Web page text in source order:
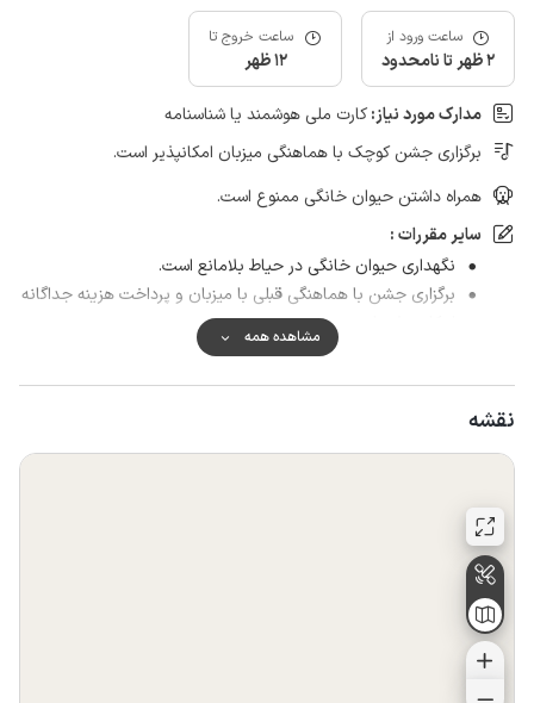
ساعت ورود از
2 ظهر تا نامحدود
ساعت خروج تا
12 ظهر
مدارک مورد نیاز:کارت ملی هوشمند یا شناسنامه
برگزاری جشن کوچک با هماهنگی میزبان امکانپذیر است.
همراه داشتن حیوان خانگی ممنوع است.
سایر مقررات :
نگهداری حیوان خانگی در حیاط بلامانع است.
برگزاری جشن با هماهنگی قبلی با میزبان و پرداخت هزینه جداگانه
به افراد بومی اجاره داده نمی شود.
مشاهده همه
نقشه